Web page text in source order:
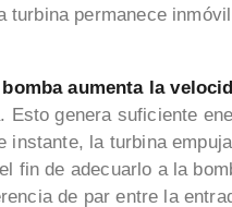
turbina permanece
aumenta la
Esto genera suficiente
instante, la turbina
fin de adecuarlo a la
de par entre la